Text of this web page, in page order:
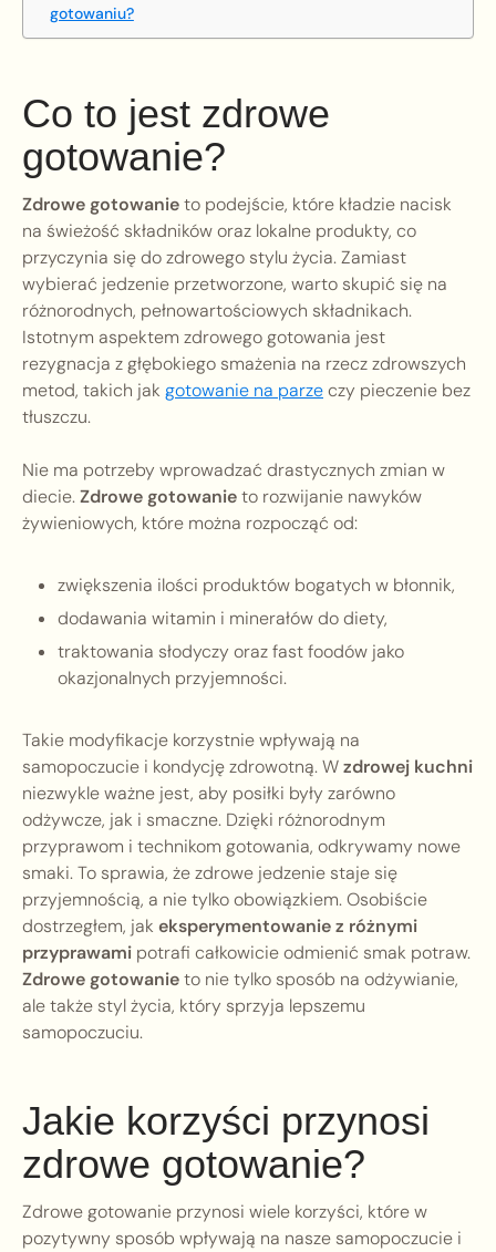
gotowaniu?
Co to jest zdrowe
gotowanie?
Zdrowe gotowanieto podejście, które kładzie nacisk
na świeżość składników oraz lokalne produkty, co
przyczynia się do zdrowego stylu życia. Zamiast
wybierać jedzenie przetworzone, warto skupić się na
różnorodnych, pełnowartościowych składnikach.
Istotnym aspektem zdrowego gotowania jest
rezygnacja z głębokiego smażenia na rzecz zdrowszych
metod, takich jak gotowanie na parzeczy pieczenie bez
tłuszczu.
Nie ma potrzeby wprowadzać drastycznych zmian w
diecie.Zdrowe gotowanieto rozwijanie nawyków
żywieniowych, które można rozpocząć od:
zwiększenia ilości produktów bogatych w błonnik,
dodawania witamin i minerałów do diety,
traktowania słodyczy oraz fast foodów jako
okazjonalnych przyjemności.
Takie modyfikacje korzystnie wpływają na
samopoczucie i kondycję zdrowotną. Wzdrowej kuchni
niezwykle ważne jest, aby posiłki były zarówno
odżywcze, jak i smaczne. Dzięki różnorodnym
przyprawom i technikom gotowania, odkrywamy nowe
smaki. To sprawia, że zdrowe jedzenie staje się
przyjemnością, a nie tylko obowiązkiem. Osobiście
dostrzegłem, jak eksperymentowanie z różnymi
przyprawami potrafi całkowicie odmienić smak potraw.
Zdrowe gotowanieto nie tylko sposób na odżywianie,
ale także styl życia, który sprzyja lepszemu
samopoczuciu.
Jakie korzyści przynosi
zdrowe gotowanie?
Zdrowe gotowanie przynosi wiele korzyści, które w
pozytywny sposób wpływają na nasze samopoczucie i